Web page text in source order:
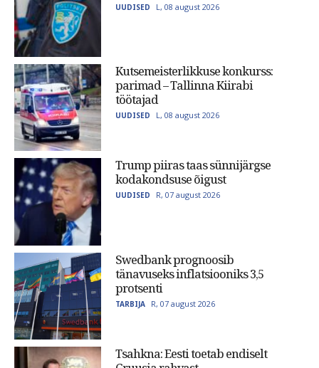
UUDISED L, 08 august 2026
Kutsemeisterlikkuse konkurss:
parimad – Tallinna Kiirabi
töötajad
UUDISED L, 08 august 2026
Trump piiras taas sünnijärgse
kodakondsuse õigust
UUDISED R, 07 august 2026
Swedbank prognoosib
tänavuseks inflatsiooniks 3,5
protsenti
TARBIJA R, 07 august 2026
Tsahkna: Eesti toetab endiselt